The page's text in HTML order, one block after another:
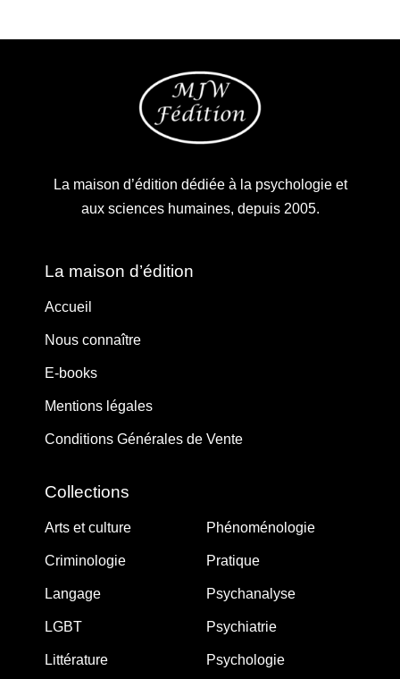
La maison d’édition dédiée à la psychologie et
aux sciences humaines, depuis 2005.
La maison d’édition
Accueil
Nous connaître
E-books
Mentions légales
Conditions Générales de Vente
Collections
Arts et culture
Criminologie
Langage
LGBT
Littérature
Phénoménologie
Pratique
Psychanalyse
Psychiatrie
Psychologie